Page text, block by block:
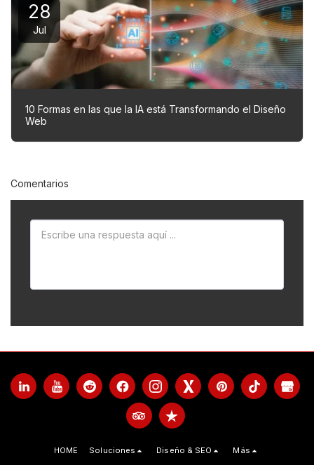
28
Jul
10 Formas en las que la IA está Transformando el Diseño
Web
Comentarios
HOME Soluciones Diseño & SEO Más